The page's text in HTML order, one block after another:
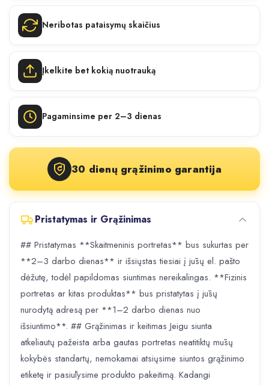
Neribotas pataisymų skaičius
Įkelkite bet kokią nuotrauką
Pagaminsime per 2–3 dienas
30 dienų grąžinimo garantija
Pristatymas ir Grąžinimas
## Pristatymas **Skaitmeninis portretas** bus sukurtas per
**2–3 darbo dienas** ir išsiųstas tiesiai į jūsų el. pašto
dėžutę, todėl papildomas siuntimas nereikalingas. **Fizinis
portretas ar kitas produktas** bus pristatytas į jūsų
nurodytą adresą per **1–2 darbo dienas nuo
išsiuntimo**. ## Grąžinimas ir keitimas Jeigu siunta
atkeliautų pažeista arba gautas portretas neatitiktų mūsų
kokybės standartų, nemokamai atsiųsime siuntos grąžinimo
etiketę ir pasiūlysime produkto pakeitimą. Kadangi